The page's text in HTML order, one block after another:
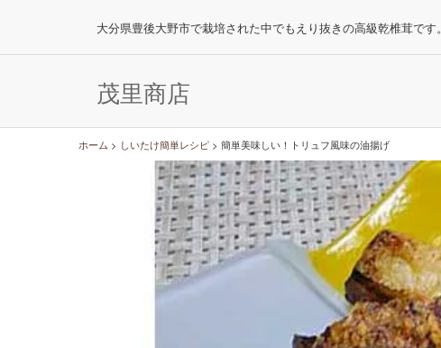
大分県豊後大野市で栽培された中でもえり抜きの高級乾椎茸です。
茂里商店
ホーム > しいたけ簡単レシピ > 簡単美味しい！トリュフ風味の油揚げ